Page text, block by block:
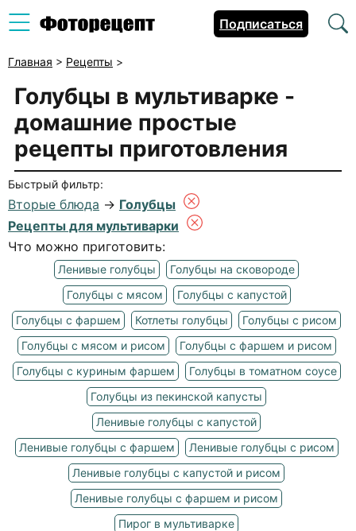
Подписаться
Главная > Рецепты >
Голубцы в мультиварке -
домашние простые
рецепты приготовления
Быстрый фильтр:
Вторые блюда → Голубцы
Рецепты для мультиварки
Что можно приготовить:
Ленивые голубцы
Голубцы на сковороде
Голубцы с мясом
Голубцы с капустой
Голубцы с фаршем
Котлеты голубцы
Голубцы с рисом
Голубцы с мясом и рисом
Голубцы с фаршем и рисом
Голубцы с куриным фаршем
Голубцы в томатном соусе
Голубцы из пекинской капусты
Ленивые голубцы с капустой
Ленивые голубцы с фаршем
Ленивые голубцы с рисом
Ленивые голубцы с капустой и рисом
Ленивые голубцы с фаршем и рисом
Пирог в мультиварке